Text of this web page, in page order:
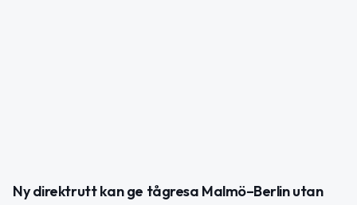
Ny direktrutt kan ge tågresa Malmö–Berlin utan